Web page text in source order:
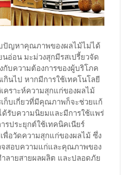
ปัญหาคุณภาพของผลไม้ไม่ได้
อ่อน มะม่วงสุกมีรสเปรี้ยวจัด
บความต้องการของผู้บริโภค
กินไป หากมีการใช้เทคโนโลยี
คราะห์ความสุกแก่ของผลไม้
ก็บเกี่ยวที่มีคุณภาพก็จะช่วยแก้
รับความนิยมและมีการใช้แพร่
รประยุกต์ใช้เทคนิคเนียร์
พื่อวัดความสุกแก่ของผลไม้ ซึ่ง
จสอบความแก่และคุณภาพของ
ำลายสายผลผลิต และปลอดภัย